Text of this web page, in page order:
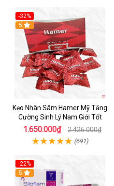
-32%
5
Kẹo Nhân Sâm Hamer Mỹ Tăng
Cường Sinh Lý Nam Giới Tốt
1.650.000₫ 2.426.000₫
(691)
-22%
5